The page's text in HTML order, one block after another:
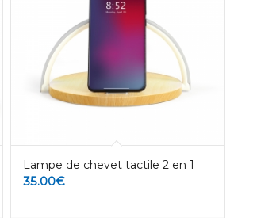
Lampe de chevet tactile 2 en 1
35.00€